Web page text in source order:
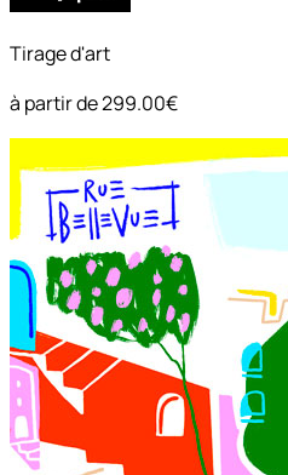
Tirage d'art
à partir de299.00€